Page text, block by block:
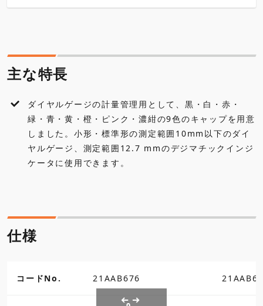
仕様
各種ダウンロード
主な特長
ダイヤルゲージの計量管理用として、黒・白・赤・
緑・青・黄・橙・ピンク・濃紺の9色のキャップを用意
しました。小形・標準形の測定範囲10mm以下のダイ
ヤルゲージ、測定範囲12.7 mmのデジマチックインジ
ケータに使用できます。
仕様
コードNo. 21AAB676